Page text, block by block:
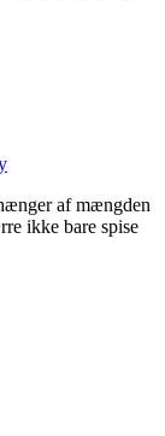
af mængden
ikke bare spise